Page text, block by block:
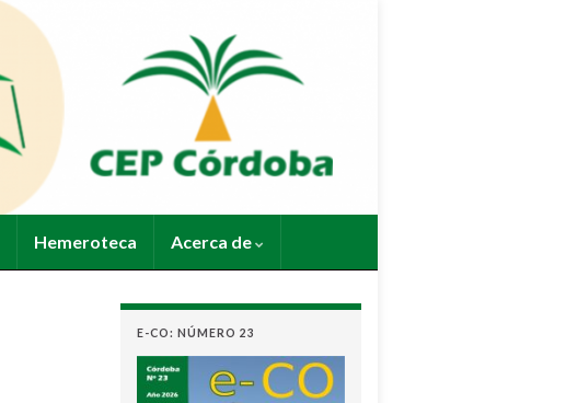
Hemeroteca Acerca de
E-CO: NÚMERO 23